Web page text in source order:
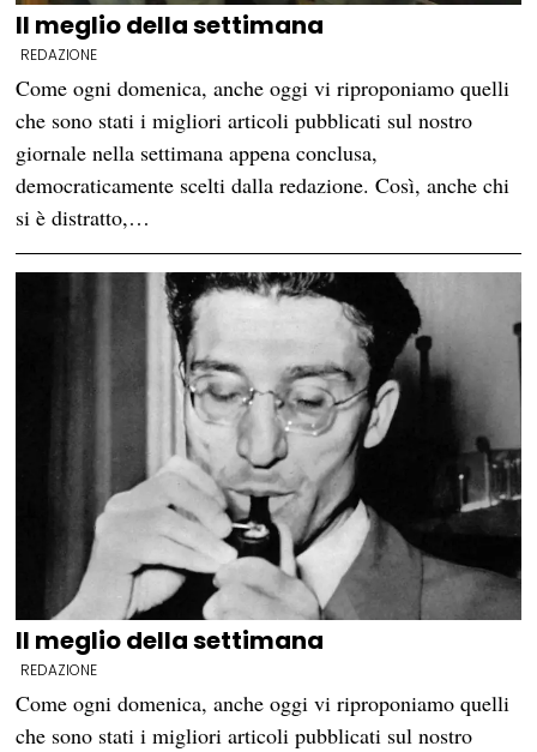
Il meglio della settimana
REDAZIONE
Come ogni domenica, anche oggi vi riproponiamo quelli
che sono stati i migliori articoli pubblicati sul nostro
giornale nella settimana appena conclusa,
democraticamente scelti dalla redazione. Così, anche chi
si è distratto,…
Il meglio della settimana
REDAZIONE
Come ogni domenica, anche oggi vi riproponiamo quelli
che sono stati i migliori articoli pubblicati sul nostro